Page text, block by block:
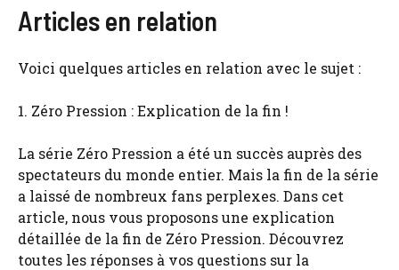
Articles en relation
Voici quelques articles en relation avec le sujet :
1. Zéro Pression : Explication de la fin !
La série Zéro Pression a été un succès auprès des
spectateurs du monde entier. Mais la fin de la série
a laissé de nombreux fans perplexes. Dans cet
article, nous vous proposons une explication
détaillée de la fin de Zéro Pression. Découvrez
toutes les réponses à vos questions sur la